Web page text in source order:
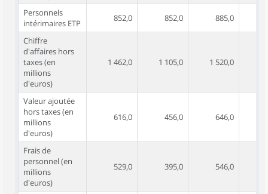
Personnels
intérimaires ETP
852,0 852,0 885,0
Chiffre
d'affaires hors
taxes (en
millions
d'euros)
1 462,0 1 105,0 1 520,0
Valeur ajoutée
hors taxes (en
millions
d'euros)
616,0 456,0 646,0
Frais de
personnel (en
millions
d'euros)
529,0 395,0 546,0